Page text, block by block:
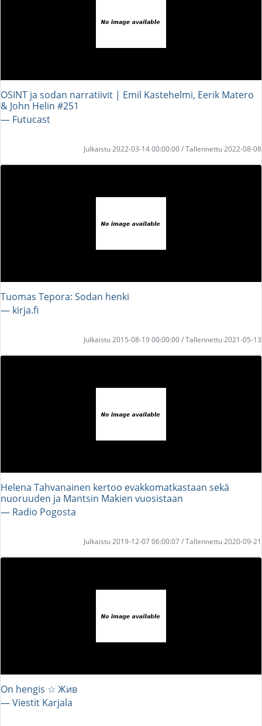
OSINT ja sodan narratiivit | Emil Kastehelmi, Eerik Matero
& John Helin #251
― Futucast
Julkaistu 2022-03-14 00:00:00 / Tallennettu 2022-08-08
Tuomas Tepora: Sodan henki
― kirja.fi
Julkaistu 2015-08-19 00:00:00 / Tallennettu 2021-05-13
Helena Tahvanainen kertoo evakkomatkastaan sekä
nuoruuden ja Mantsin Makien vuosistaan
― Radio Pogosta
Julkaistu 2019-12-07 06:00:07 / Tallennettu 2020-09-21
On hengis ☆ Жив
― Viestit Karjala